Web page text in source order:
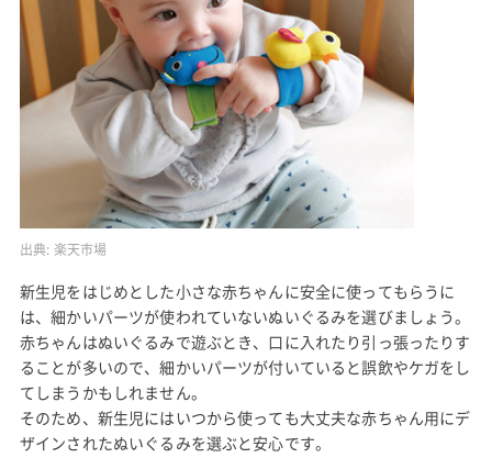
出典: 楽天市場
新生児をはじめとした小さな赤ちゃんに安全に使ってもらうに
は、細かいパーツが使われていないぬいぐるみを選びましょう。
赤ちゃんはぬいぐるみで遊ぶとき、口に入れたり引っ張ったりす
ることが多いので、細かいパーツが付いていると誤飲やケガをし
てしまうかもしれません。
そのため、新生児にはいつから使っても大丈夫な赤ちゃん用にデ
ザインされたぬいぐるみを選ぶと安心です。